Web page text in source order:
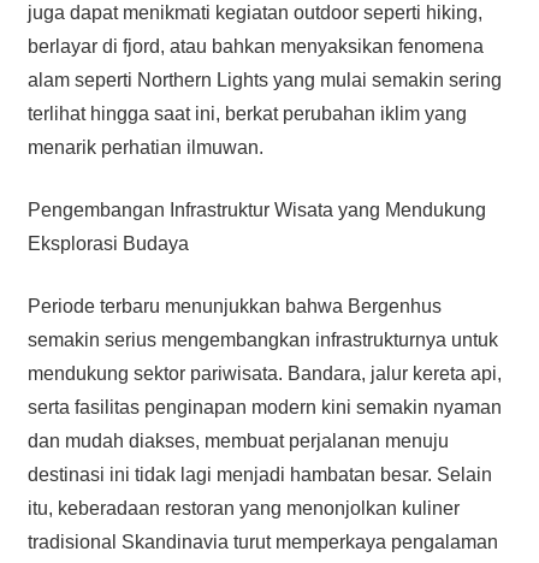
juga dapat menikmati kegiatan outdoor seperti hiking,
berlayar di fjord, atau bahkan menyaksikan fenomena
alam seperti Northern Lights yang mulai semakin sering
terlihat hingga saat ini, berkat perubahan iklim yang
menarik perhatian ilmuwan.
Pengembangan Infrastruktur Wisata yang Mendukung
Eksplorasi Budaya
Periode terbaru menunjukkan bahwa Bergenhus
semakin serius mengembangkan infrastrukturnya untuk
mendukung sektor pariwisata. Bandara, jalur kereta api,
serta fasilitas penginapan modern kini semakin nyaman
dan mudah diakses, membuat perjalanan menuju
destinasi ini tidak lagi menjadi hambatan besar. Selain
itu, keberadaan restoran yang menonjolkan kuliner
tradisional Skandinavia turut memperkaya pengalaman